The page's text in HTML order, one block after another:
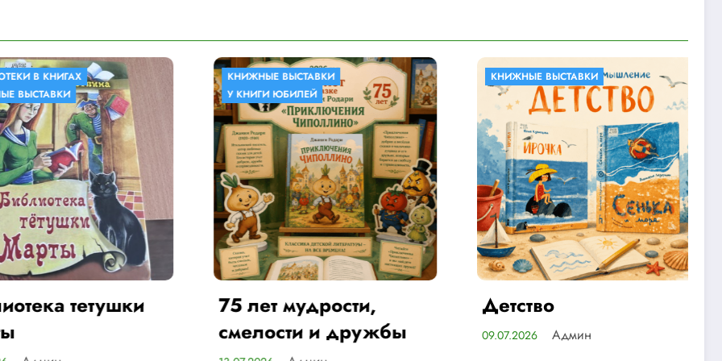
КНИЖНЫЕ ВЫСТАВКИ
У КНИГИ ЮБИЛЕЙ
75 лет мудрости,
смелости и дружбы
КНИЖНЫЕ ВЫСТАВКИ
Детство
09.07.2026
КНИЖНЫЕ